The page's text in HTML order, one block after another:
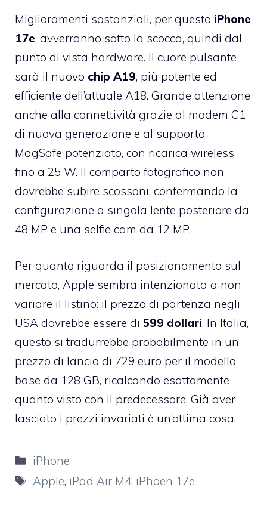
Miglioramenti sostanziali, per questo iPhone
17e, avverranno sotto la scocca, quindi dal
punto di vista hardware. Il cuore pulsante
sarà il nuovo chip A19, più potente ed
efficiente dell’attuale A18. Grande attenzione
anche alla connettività grazie al modem C1
di nuova generazione e al supporto
MagSafe potenziato, con ricarica wireless
fino a 25 W. Il comparto fotografico non
dovrebbe subire scossoni, confermando la
configurazione a singola lente posteriore da
48 MP e una selfie cam da 12 MP.
Per quanto riguarda il posizionamento sul
mercato, Apple sembra intenzionata a non
variare il listino: il prezzo di partenza negli
USA dovrebbe essere di 599 dollari. In Italia,
questo si tradurrebbe probabilmente in un
prezzo di lancio di 729 euro per il modello
base da 128 GB, ricalcando esattamente
quanto visto con il predecessore. Già aver
lasciato i prezzi invariati è un’ottima cosa.
Categorie
iPhone
Tag
Apple, iPad Air M4, iPhoen 17e